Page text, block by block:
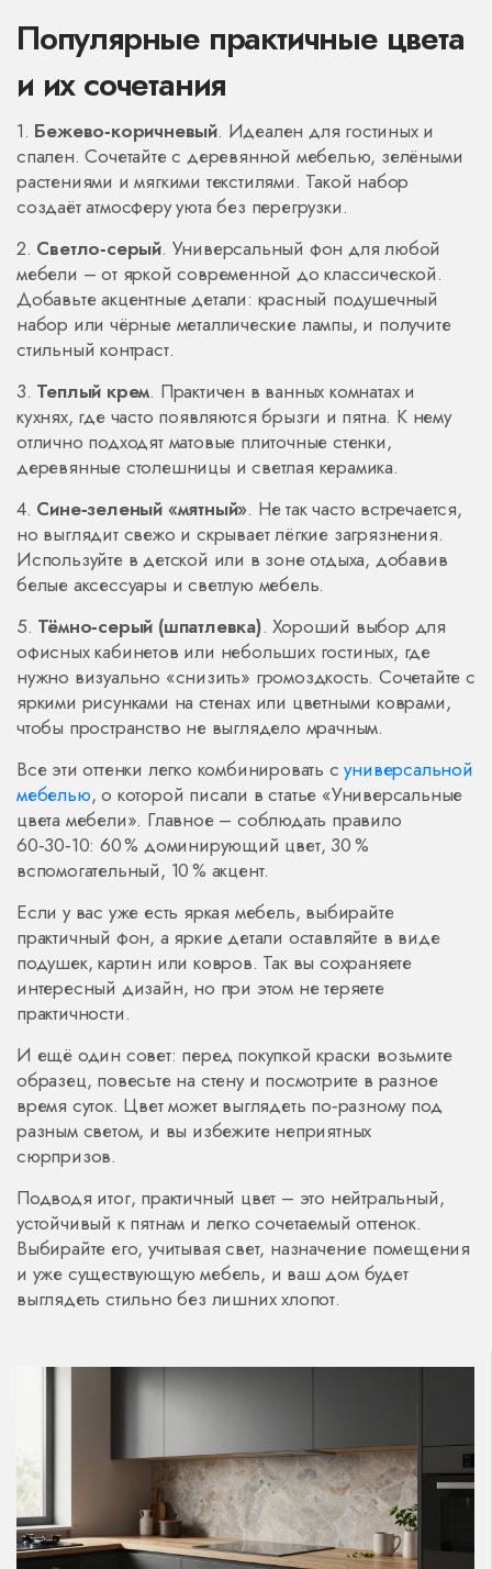
Популярные практичные цвета
и их сочетания
1. Бежево‑коричневый. Идеален для гостиных и
спален. Сочетайте с деревянной мебелью, зелёными
растениями и мягкими текстилями. Такой набор
создаёт атмосферу уюта без перегрузки.
2. Светло‑серый. Универсальный фон для любой
мебели – от яркой современной до классической.
Добавьте акцентные детали: красный подушечный
набор или чёрные металлические лампы, и получите
стильный контраст.
3. Теплый крем. Практичен в ванных комнатах и
кухнях, где часто появляются брызги и пятна. К нему
отлично подходят матовые плиточные стенки,
деревянные столешницы и светлая керамика.
4. Сине‑зеленый «мятный». Не так часто встречается,
но выглядит свежо и скрывает лёгкие загрязнения.
Используйте в детской или в зоне отдыха, добавив
белые аксессуары и светлую мебель.
5. Тёмно‑серый (шпатлевка). Хороший выбор для
офисных кабинетов или небольших гостиных, где
нужно визуально «снизить» громоздкость. Сочетайте с
яркими рисунками на стенах или цветными коврами,
чтобы пространство не выглядело мрачным.
Все эти оттенки легко комбинировать суниверсальной
мебелью, о которой писали в статье «Универсальные
цвета мебели». Главное – соблюдать правило
60‑30‑10: 60 % доминирующий цвет, 30 %
вспомогательный, 10 % акцент.
Если у вас уже есть яркая мебель, выбирайте
практичный фон, а яркие детали оставляйте в виде
подушек, картин или ковров. Так вы сохраняете
интересный дизайн, но при этом не теряете
практичности.
И ещё один совет: перед покупкой краски возьмите
образец, повесьте на стену и посмотрите в разное
время суток. Цвет может выглядеть по‑разному под
разным светом, и вы избежите неприятных
сюрпризов.
Подводя итог, практичный цвет – это нейтральный,
устойчивый к пятнам и легко сочетаемый оттенок.
Выбирайте его, учитывая свет, назначение помещения
и уже существующую мебель, и ваш дом будет
выглядеть стильно без лишних хлопот.